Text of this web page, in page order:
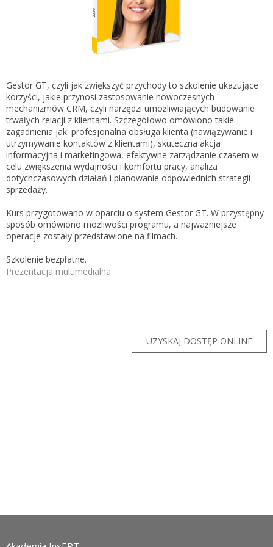
Gestor nexo PRO krok po kroku
KSeF w Subiekcie GT
KSeF w Subiekcie nexo/nexo PRO
KSeF w Rachmistrzu i Rewizorze GT
Portal Dokumentów z obsługą KSeF dla firm
Portal Dokumentów z obsługą KSeF dla biur
rachunkowych
Logowanie do Akademi InsERT
Login
Hasło
Zapomniałem hasła
Nie masz konta
Zarejestruj
Gestor GT, czyli jak zwiększyć przychody to szkolenie ukazujące
korzyści, jakie przynosi zastosowanie nowoczesnych
mechanizmów CRM, czyli narzędzi umożliwiających budowanie
trwałych relacji z klientami. Szczegółowo omówiono takie
zagadnienia jak: profesjonalna obsługa klienta (nawiązywanie i
utrzymywanie kontaktów z klientami), skuteczna akcja
informacyjna i marketingowa, efektywne zarządzanie czasem w
celu zwiększenia wydajności i komfortu pracy, analiza
dotychczasowych działań i planowanie odpowiednich strategii
sprzedaży.
Kurs przygotowano w oparciu o system Gestor GT. W przystępny
sposób omówiono możliwości programu, a najważniejsze
operacje zostały przedstawione na filmach.
Szkolenie bezpłatne.
Prezentacja multimedialna
UZYSKAJ DOSTĘP ONLINE